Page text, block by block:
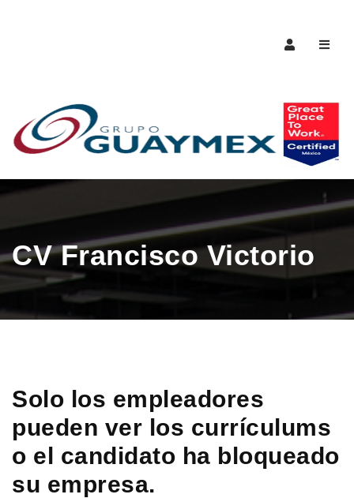
CV Francisco Victorio
Solo los empleadores
pueden ver los currículums
o el candidato ha bloqueado
su empresa.